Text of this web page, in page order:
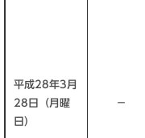
平成28年3月
28日（月曜
日）
－